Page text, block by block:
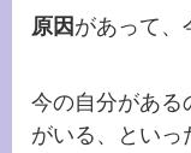
原因 があって、
今の自分がある
がいる、といっ